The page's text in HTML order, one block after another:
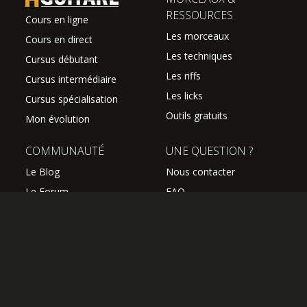
Cours en ligne
Cours en direct
Cursus débutant
Cursus intermédiaire
Cursus spécialisation
Mon évolution
RESSOURCES
Les morceaux
Les techniques
Les riffs
Les licks
Outils gratuits
COMMUNAUTÉ
Le Blog
Le Forum
UNE QUESTION ?
Nous contacter
FAQ